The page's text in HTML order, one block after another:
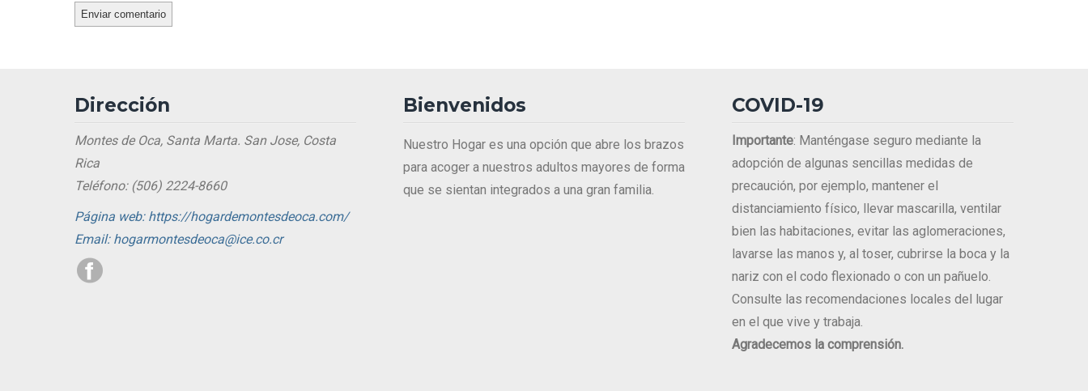
Dirección
Montes de Oca, Santa Marta. San Jose, Costa
Rica
Teléfono: (506) 2224-8660
Página web: https://hogardemontesdeoca.com/
Email: hogarmontesdeoca@ice.co.cr
Bienvenidos
Nuestro Hogar es una opción que abre los brazos
para acoger a nuestros adultos mayores de forma
que se sientan integrados a una gran familia.
COVID-19
Importante: Manténgase seguro mediante la
adopción de algunas sencillas medidas de
precaución, por ejemplo, mantener el
distanciamiento físico, llevar mascarilla, ventilar
bien las habitaciones, evitar las aglomeraciones,
lavarse las manos y, al toser, cubrirse la boca y la
nariz con el codo flexionado o con un pañuelo.
Consulte las recomendaciones locales del lugar
en el que vive y trabaja.
Agradecemos la comprensión.